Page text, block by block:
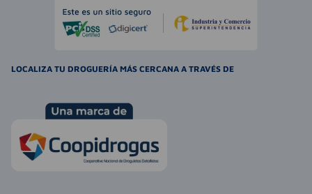
LOCALIZA TU DROGUERÍA MÁS CERCANA A TRAVÉS DE